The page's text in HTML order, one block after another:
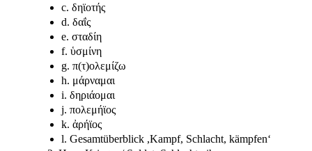
c. δηϊοτής
d. δαΐς
e. σταδίη
f. ὑσμίνη
g. π(τ)ολεμίζω
h. μάρναμαι
i. δηριάομαι
j. πολεμήϊος
k. ἀρήϊος
l. Gesamtüberblick ,Kampf, Schlacht, kämpfen‘